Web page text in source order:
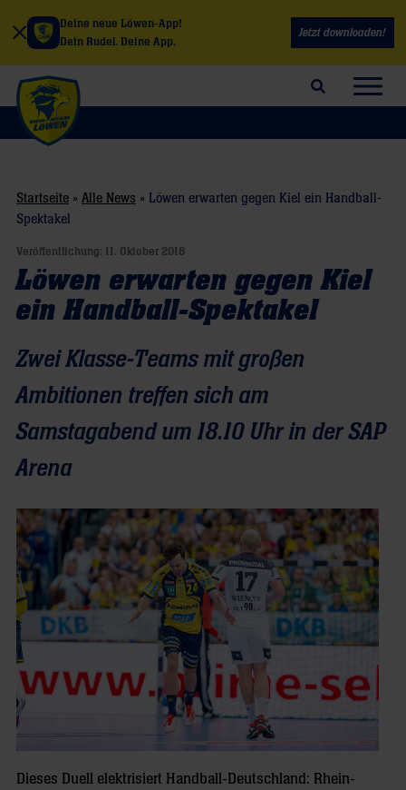
Deine neue Löwen-App!
Dein Rudel. Deine App.
Jetzt downloaden!
Suchfeld öffnen
Startseite » Alle News » Löwen erwarten gegen Kiel ein Handball-
Spektakel
Veröffentlichung: 11. Oktober 2018
Löwen erwarten gegen Kiel
ein Handball-Spektakel
Zwei Klasse-Teams mit großen
Ambitionen treffen sich am
Samstagabend um 18.10 Uhr in der SAP
Arena
Dieses Duell elektrisiert Handball-Deutschland: Rhein-